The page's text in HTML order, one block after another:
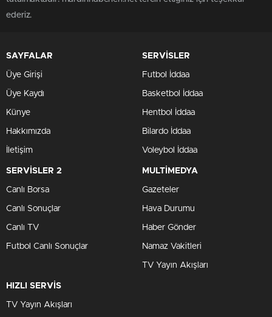
ederiz.
SAYFALAR
Üye Girişi
Üye Kaydı
Künye
Hakkımızda
İletişim
SERVİSLER
Futbol İddaa
Basketbol İddaa
Hentbol İddaa
Bilardo İddaa
Voleybol İddaa
SERVİSLER 2
Canlı Borsa
Canlı Sonuçlar
Canlı TV
Futbol Canlı Sonuçlar
MULTİMEDYA
Gazeteler
Hava Durumu
Haber Gönder
Namaz Vakitleri
TV Yayın Akışları
HIZLI SERVİS
TV Yayın Akışları